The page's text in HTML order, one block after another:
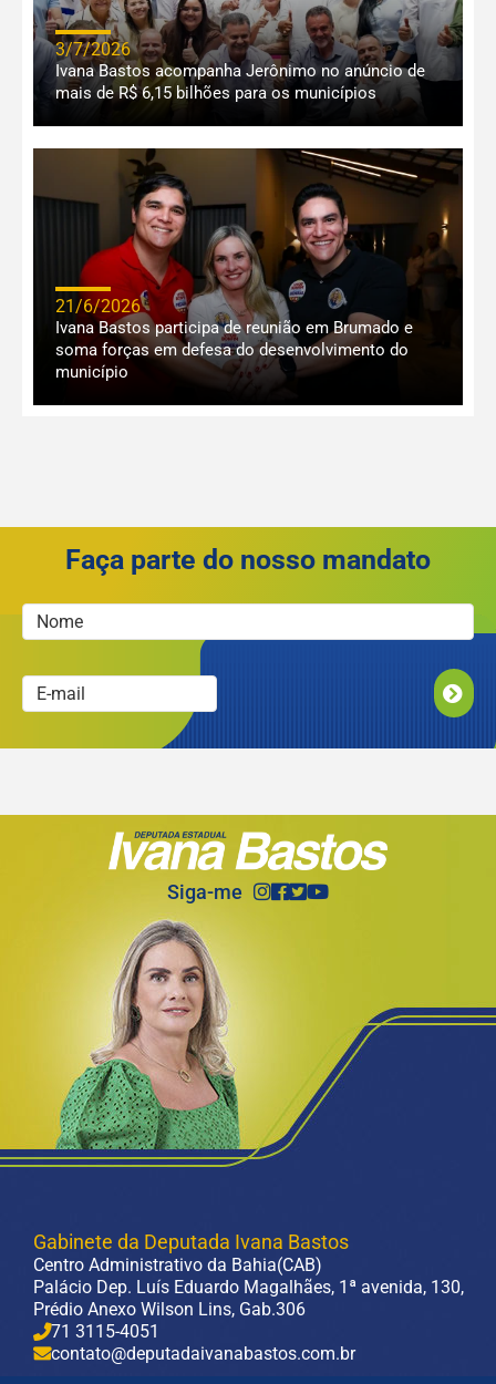
3/7/2026
Ivana Bastos acompanha Jerônimo no anúncio de
mais de R$ 6,15 bilhões para os municípios
21/6/2026
Ivana Bastos participa de reunião em Brumado e
soma forças em defesa do desenvolvimento do
município
Faça parte do nosso mandato
ENVIAR
Siga-me
Gabinete da Deputada Ivana Bastos
Centro Administrativo da Bahia(CAB)
Palácio Dep. Luís Eduardo Magalhães, 1ª avenida, 130,
Prédio Anexo Wilson Lins, Gab.306
71 3115-4051
contato@deputadaivanabastos.com.br